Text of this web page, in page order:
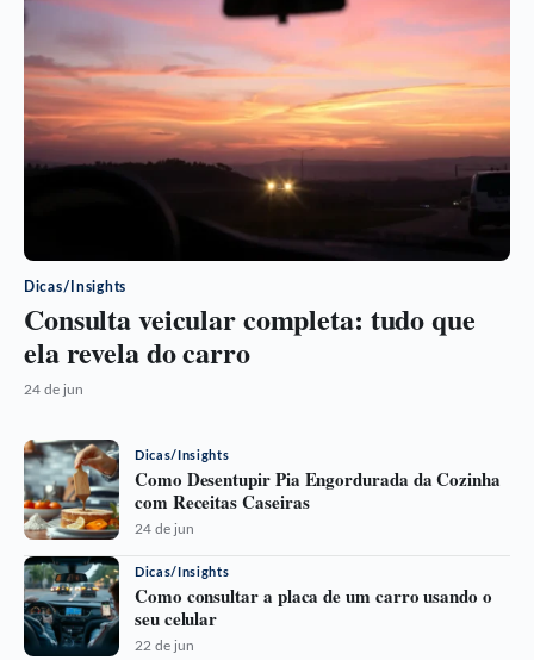
Dicas/Insights
Consulta veicular completa: tudo que
ela revela do carro
24 de jun
Dicas/Insights
Como Desentupir Pia Engordurada da Cozinha
com Receitas Caseiras
24 de jun
Dicas/Insights
Como consultar a placa de um carro usando o
seu celular
22 de jun